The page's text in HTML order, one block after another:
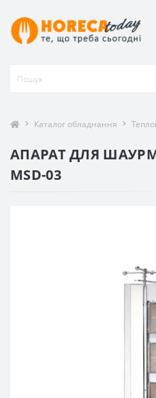
Каталог обладнання
АПАРАТ ДЛЯ
MSD-03